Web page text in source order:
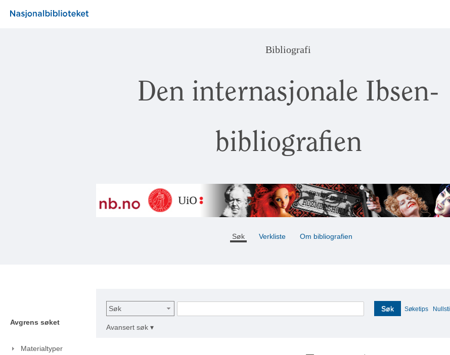
Bibliografi
Den internasjonale Ibsen-
bibliografien
Søk Verkliste Om bibliografien
Avgrens søket
Materialtyper
Søk Søk Søketips Nullstill
Avansert søk ▾